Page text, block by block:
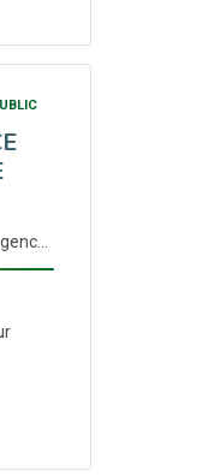
Développer ses compétences en intelligence artificielle pour optimiser ses pratiques de travail. Inscription auprès de votre conseiller Cap emploi ou France Travail.